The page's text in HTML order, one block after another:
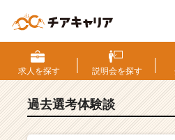
S・
選
考
験
求人を探す 説明会を探す
過去選考体験談